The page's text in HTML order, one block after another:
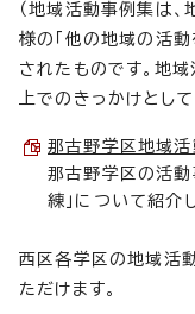
（地域活動事例集は
様の「他の地域の活
されたものです。地
上でのきっかけとして
那古野学区地域
那古野学区の活動
練」について紹介
西区各学区の地域活
ただけます。